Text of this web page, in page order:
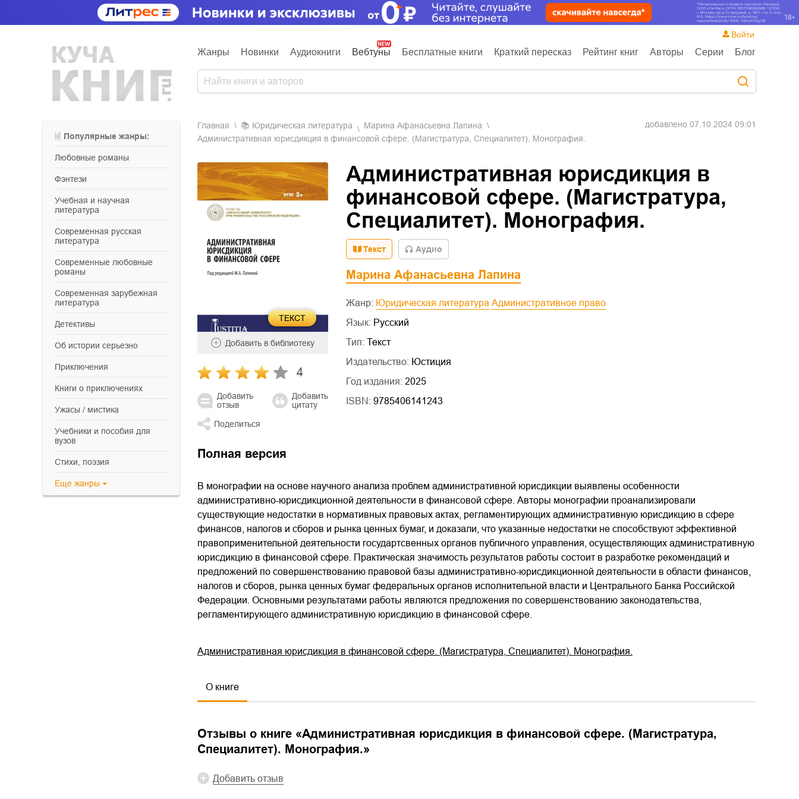
Жанры Новинки Аудиокниги Вебтуны Бесплатные книги Краткий пересказ Рейтинг книг Авторы Серии Блог
Войти
Популярные жанры:
любовные романы
фэнтези
учебная и научная
литература
современная русская
литература
современные любовные
романы
современная зарубежная
литература
детективы
об истории серьезно
приключения
книги о приключениях
ужасы / мистика
учебники и пособия для
вузов
cтихи, поэзия
Еще жанры
Главная 📚 юридическая литература
Марина Афанасьевна Лапина
Административная юрисдикция в финансовой сфере. (Магистратура, Специалитет). Монография.
добавлено 07.10.2024 09:01
ТЕКСТ
Добавить в библиотеку
4
Добавить
отзыв
Добавить
цитату
Поделиться
Административная юрисдикция в
финансовой сфере. (Магистратура,
Специалитет). Монография.
Текст Aудио
Марина Афанасьевна Лапина
Жанр: Юридическая литература
Административное право
Язык: Русский
Тип: Текст
Издательство: Юстиция
Год издания: 2025
ISBN: 9785406141243
Полная версия
В монографии на основе научного анализа проблем административной юрисдикции выявлены особенности
административно-юрисдикционной деятельности в финансовой сфере. Авторы монографии проанализировали
существующие недостатки в нормативных правовых актах, регламентирующих административную юрисдикцию в сфере
финансов, налогов и сборов и рынка ценных бумаг, и доказали, что указанные недостатки не способствуют эффективной
правоприменительной деятельности государтсвенных органов публичного управления, осуществляющих административную
юрисдикцию в финансовой сфере. Практическая значимость результатов работы состоит в разработке рекомендаций и
предложений по совершенствованию правовой базы административно-юрисдикционной деятельности в области финансов,
налогов и сборов, рынка ценных бумаг федеральных органов исполнительной власти и Центрального Банка Российской
Федерации. Основными результатами работы являются предложения по совершенствованию законодательства,
регламентирующего административную юрисдикцию в финансовой сфере.
Административная юрисдикция в финансовой сфере. (Магистратура, Специалитет). Монография.
О книге
Отзывы о книге «Административная юрисдикция в финансовой сфере. (Магистратура,
Специалитет). Монография.»
Добавить отзыв